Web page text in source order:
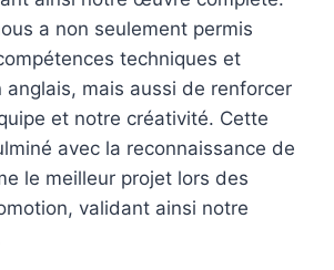
a non seulement permis
techniques et
anglais, mais aussi de renforcer
et notre créativité. Cette
avec la reconnaissance de
le meilleur projet lors des
validant ainsi notre